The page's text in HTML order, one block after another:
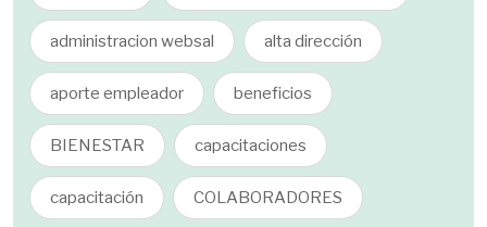
administracion websal alta dirección
aporte empleador beneficios
BIENESTAR capacitaciones
capacitación COLABORADORES